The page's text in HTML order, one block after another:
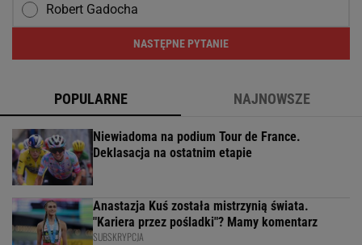
Robert Gadocha
NASTĘPNE PYTANIE
POPULARNE NAJNOWSZE
Niewiadoma na podium Tour de France.
Deklasacja na ostatnim etapie
Anastazja Kuś została mistrzynią świata.
"Kariera przez pośladki"? Mamy komentarz
SUBSKRYPCJA